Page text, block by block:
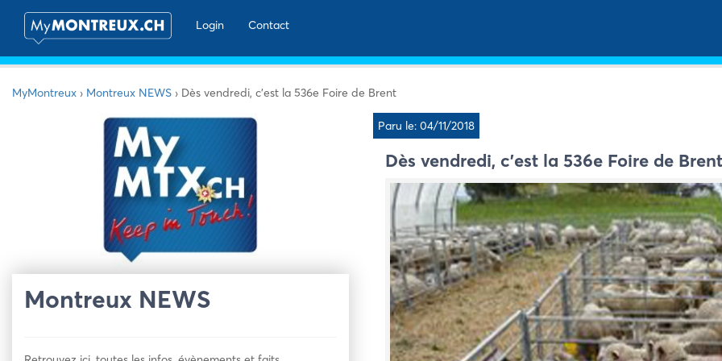
Login
Contact
MyMontreux › Montreux NEWS › Dès vendredi, c’est la 536e Foire de Brent
Montreux NEWS
Paru le: 04/11/2018
Dès vendredi, c’est la 536e Foire de Brent